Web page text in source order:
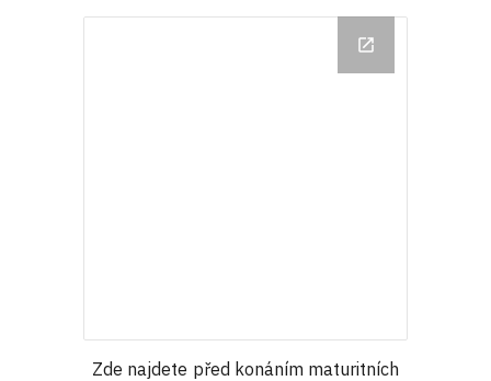
Zde najdete před konáním maturitních